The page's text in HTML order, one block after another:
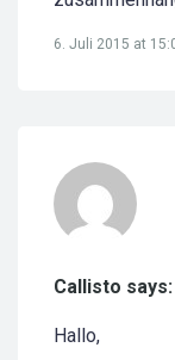
6. Juli 2015 at
Callisto says:
Hallo,